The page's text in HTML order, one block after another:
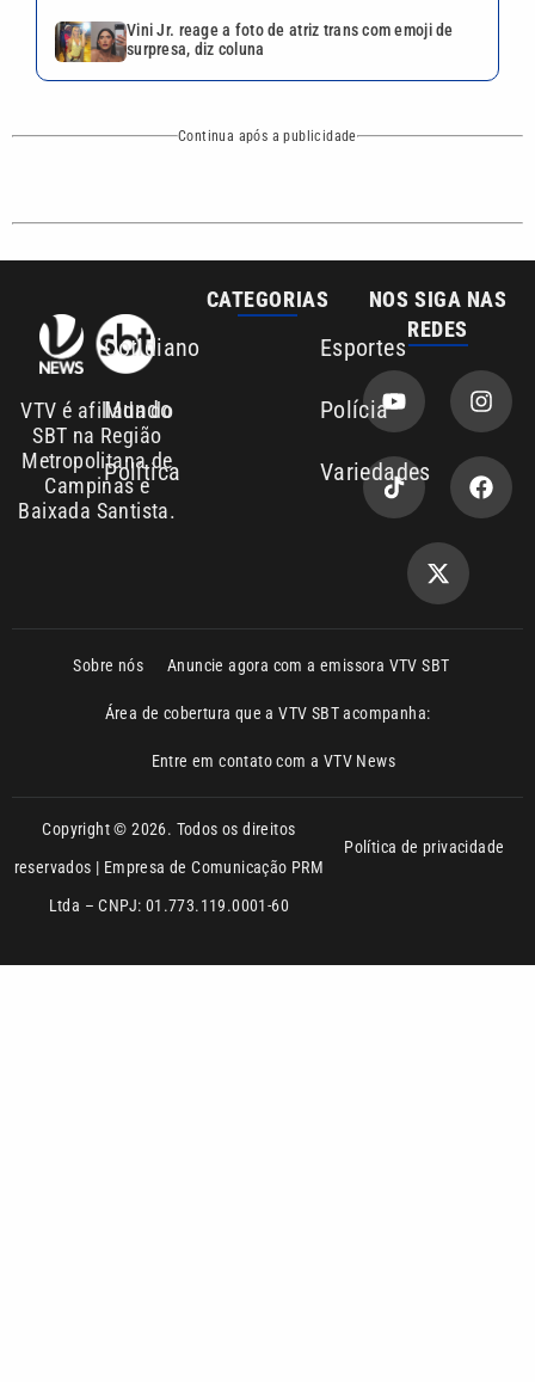
VTV é afiliada do
SBT na Região
Mundo
Anuncie agora com a emissora VTV SBT
Área de cobertura que a VTV SBT acompanha:
Entre em contato com a VTV News
Copyright © 2026. Todos os direitos
reservados | Empresa de Comunicação PRM
Política de privacidade